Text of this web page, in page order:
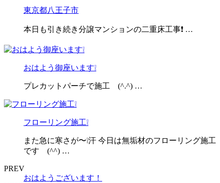
東京都八王子市
本日も引き続き分譲マンションの二重床工事❗️ …
おはよう御座います❕
プレカットパーチで施工 (^.^) …
フローリング施工❕
また急に寒さが〜❕汗 今日は無垢材のフローリング施工
です (^^) …
PREV
おはようございます！